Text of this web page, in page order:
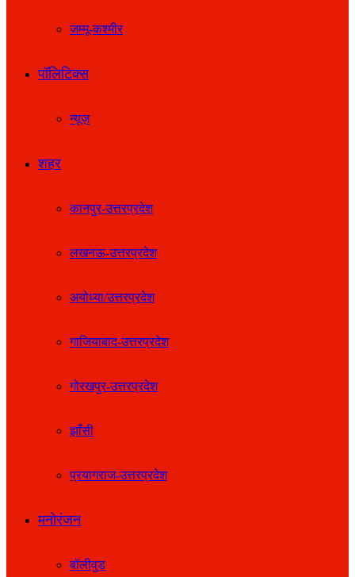
जम्मू-कश्मीर
पॉलिटिक्स
न्यूज़
शहर
कानपुर-उत्तरप्रदेश
लखनऊ-उत्तरप्रदेश
अयोध्या/उत्तरप्रदेश
गाजियाबाद-उत्तरप्रदेश
गोरखपुर-उत्तरप्रदेश
झाँसी
प्रयागराज-उत्तरप्रदेश
मनोरंजन
बॉलीवुड